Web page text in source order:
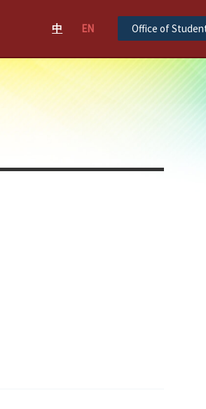
中 EN Office of